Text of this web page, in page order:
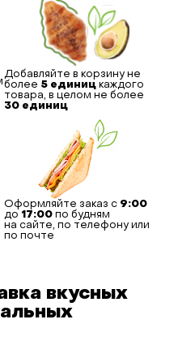
Добавляйте в корзину не
более 5 единиц каждого
товара, в целом не более
30 единиц
Оформляйте заказ с 9:00
до 17:00 по будням
на сайте, по телефону или
по почте
вкусных